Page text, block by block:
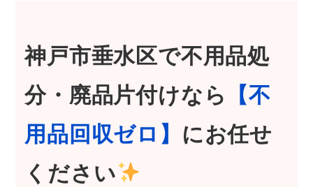
神戸市垂水区で不用品処
分・廃品片付けなら
【不
用品回収ゼロ】 にお任せ
ください